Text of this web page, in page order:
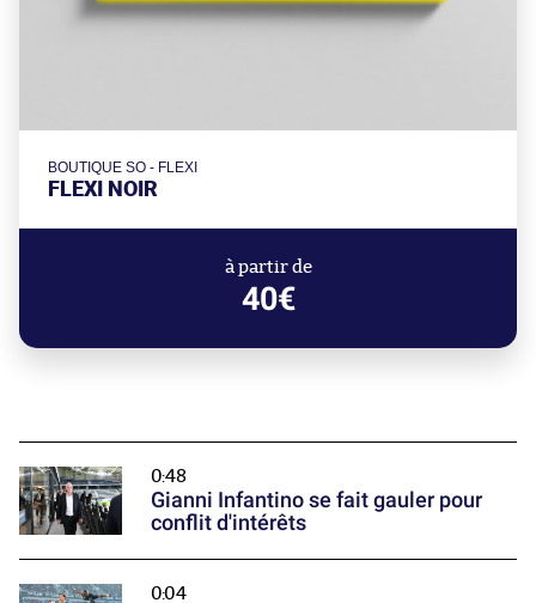
BOUTIQUE SO - FLEXI
FLEXI NOIR
à partir de
40€
0:48
Gianni Infantino se fait gauler pour
conflit d'intérêts
0:04